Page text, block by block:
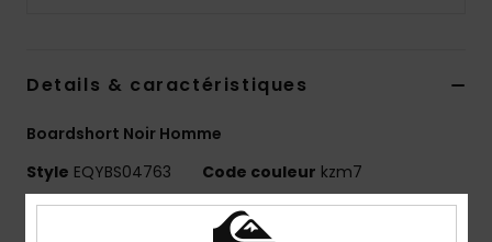
Details & caractéristiques
Boardshort Noir Homme
Style EQYBS04763 Code couleur kzm7